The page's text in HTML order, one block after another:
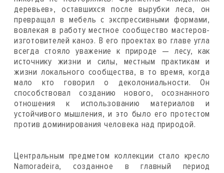
деревьев», оставшихся после вырубки леса, он
превращал в мебель с экспрессивными формами,
вовлекая в работу местное сообщество мастеров-
изготовителей каноэ. В его проектах во главе угла
всегда стояло уважение к природе — лесу, как
источнику жизни и силы, местным практикам и
жизни локального сообщества, в то время, когда
мало кто говорил о деколониальности. Он
способствовал созданию нового, осознанного
отношения к использованию материалов и
устойчивого мышления, и это было его протестом
против доминирования человека над природой.
Центральным предметом коллекции стало кресло
Namoradeira, созданное в главный период